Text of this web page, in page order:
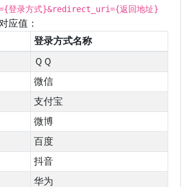
登录方式}&redirect_uri={返回地址}
应值：
登录方式名称
ＱＱ
微信
支付宝
微博
百度
抖音
华为